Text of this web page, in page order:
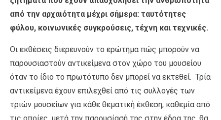
από την αρχαιότητα μέχρι σήμερα: ταυτότητες
φύλου, κοινωνικές συγκρούσεις, τέχνη και τεχνικές.
Οι εκθέσεις διερευνούν το ερώτημα πώς μπορούν να
παρουσιαστούν αντικείμενα στον χώρο του μουσείου
όταν το ίδιο το πρωτότυπο δεν μπορεί να εκτεθεί. Τρία
αντικείμενα έχουν επιλεχθεί από τις συλλογές των
τριών μουσείων για κάθε θεματική έκθεση, καθεμία από